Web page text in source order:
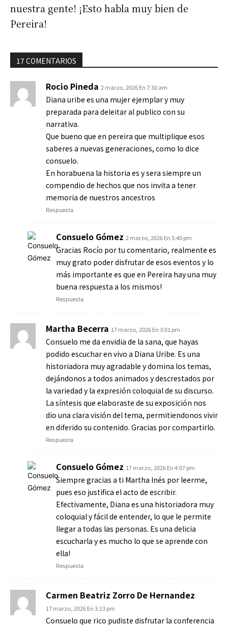
nuestra gente! ¡Esto habla muy bien de
Pereira!
17 COMENTARIOS
Rocio Pineda 2 marzo, 2026 En 7:30 am
Diana uribe es una mujer ejemplar y muy
preparada para deleitar al publico con su
narrativa.
Que bueno que en pereira que multiplique esos
saberes a nuevas generaciones, como lo dice
consuelo.
En horabuena la historia es y sera siempre un
compendio de hechos que nos invita a tener
memoria de nuestros ancestros
Respuesta
Consuelo Gómez 2 marzo, 2026 En 5:40 pm
Gracias Rocío por tu comentario, realmente es
muy grato poder disfrutar de esos eventos y lo
más importante es que en Pereira hay una muy
buena respuesta a los mismos!
Respuesta
Martha Becerra 17 marzo, 2026 En 3:01 pm
Consuelo me da envidia de la sana, que hayas
podido escuchar en vivo a Diana Uribe. Es una
historiadora muy agradable y domina los temas,
dejándonos a todos animados y descrestados por
la variedad y la expresión coloquial de su discurso.
La síntesis que elaboraste de su exposición nos
dio una clara visión del tema, permitiendonos vivir
en diferido su contenido. Gracias por compartirlo.
Respuesta
Consuelo Gómez 17 marzo, 2026 En 4:07 pm
Siempre gracias a ti Martha Inés por leerme,
pues eso justifica el acto de escribir.
Efectivamente, Diana es una historiadora muy
coloquial y fácil de entender, lo que le permite
llegar a todas las personas. Es una delicia
escucharla y es mucho lo que se aprende con
ella!
Respuesta
Carmen Beatriz Zorro De Hernandez
17 marzo, 2026 En 3:13 pm
Consuelo que rico pudiste disfrutar la conferencia